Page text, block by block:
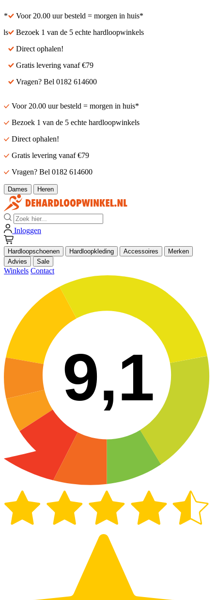
Voor 20.00 uur besteld = morgen in huis*
Bezoek 1 van de 5 echte hardloopwinkels
Direct ophalen!
Gratis levering vanaf €79
Vragen? Bel 0182 614600
Voor 20.00 uur besteld = morgen in huis*
Bezoek 1 van de 5 echte hardloopwinkels
Direct ophalen!
Gratis levering vanaf €79
Vragen? Bel 0182 614600
Dames Heren
Zoek
Inloggen
Hardloopschoenen Hardloopkleding Accessoires
Merken
Advies
Sale
Winkels Contact
9,1